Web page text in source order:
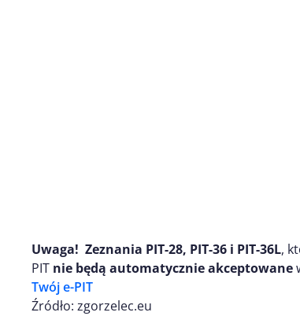
Uwaga! Zeznania PIT-28, PIT-36 i PIT-36L,
PIT nie będą automatycznie akceptowane
Twój e-PIT
Źródło: zgorzelec.eu